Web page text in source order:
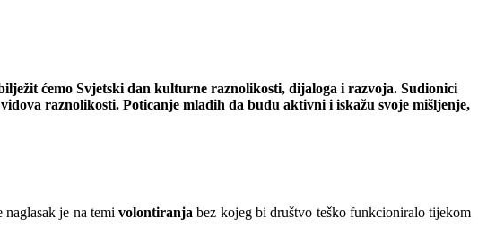
ćemo Svjetski dan kulturne raznolikosti, dijaloga i razvoja. Sudionici
raznolikosti. Poticanje mladih da budu aktivni i iskažu svoje mišljenje,
naglasak je na temi volontiranjabez kojeg bi društvo teško funkcioniralo tijekom